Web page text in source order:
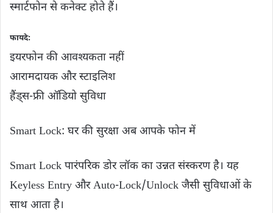
स्मार्टफोन से कनेक्ट होते हैं।
फायदे:
इयरफोन की आवश्यकता नहीं
आरामदायक और स्टाइलिश
हैंड्स-फ्री ऑडियो सुविधा
Smart Lock: घर की सुरक्षा अब आपके फोन में
Smart Lock पारंपरिक डोर लॉक का उन्नत संस्करण है। यह
Keyless Entry और Auto-Lock/Unlock जैसी सुविधाओं के
साथ आता है।